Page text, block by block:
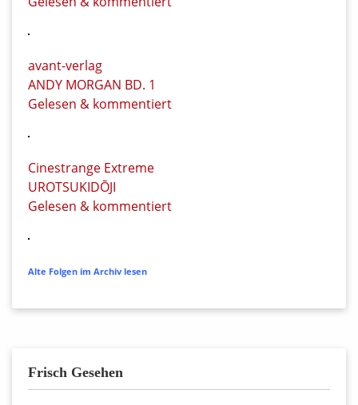
avant-verlag
ANDY MORGAN BD. 1
Gelesen & kommentiert
Cinestrange Extreme
UROTSUKIDŌJI
Gelesen & kommentiert
Alte Folgen im Archiv lesen
Frisch Gesehen